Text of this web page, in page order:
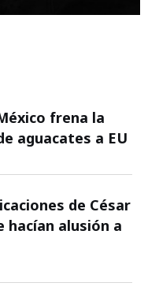
frena la
aguacates a EU
de César
hacían alusión a